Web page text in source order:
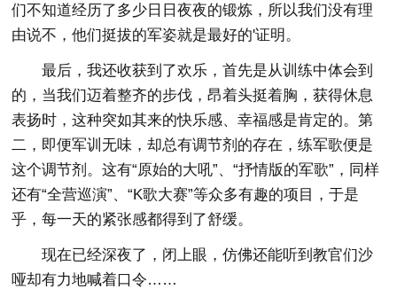
们不知道经历了多少日日夜夜的锻炼，所以我们没有理
由说不，他们挺拔的军姿就是最好的'证明。
最后，我还收获到了欢乐，首先是从训练中体会到
的，当我们迈着整齐的步伐，昂着头挺着胸，获得休息
表扬时，这种突如其来的快乐感、幸福感是肯定的。第
二，即便军训无味，却总有调节剂的存在，练军歌便是
这个调节剂。这有“原始的大吼”、“抒情版的军歌”，同样
还有“全营巡演”、“K歌大赛”等众多有趣的项目，于是
乎，每一天的紧张感都得到了舒缓。
现在已经深夜了，闭上眼，仿佛还能听到教官们沙
哑却有力地喊着口令……